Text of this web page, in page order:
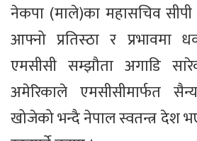
नेकपा (माले)का महासचिव
आफ्नो प्रतिस्ठा र प्रभावमा
एमसीसी सम्झौता अगाडि
अमेरिकाले एमसीसीमार्फत
खोजेको भन्दै नेपाल स्वतन्त्र देश